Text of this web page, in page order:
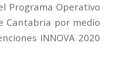
Programa Operativo
Cantabria por medio
INNOVA 2020